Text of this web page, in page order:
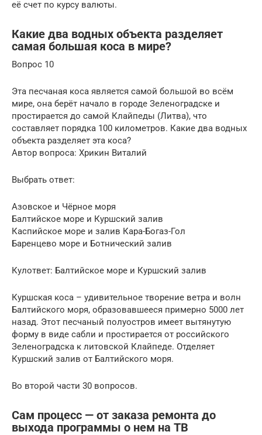
её счет по курсу валюты.
Какие два водных объекта разделяет
самая большая коса в мире?
Вопрос 10
Эта песчаная коса является самой большой во всём
мире, она берёт начало в городе Зеленоградске и
простирается до самой Клайпеды (Литва), что
составляет порядка 100 километров. Какие два водных
объекта разделяет эта коса?
Автор вопроса: Хрикин Виталий
Выбрать ответ:
Азовское и Чёрное моря
Балтийское море и Куршский залив
Каспийское море и залив Кара-Богаз-Гол
Баренцево море и Ботнический залив
Кулответ: Балтийское море и Куршский залив
Куршская коса – удивительное творение ветра и волн
Балтийского моря, образовавшееся примерно 5000 лет
назад. Этот песчаный полуостров имеет вытянутую
форму в виде сабли и простирается от российского
Зеленоградска к литовской Клайпеде. Отделяет
Куршский залив от Балтийского моря.
Во второй части 30 вопросов.
Сам процесс — от заказа ремонта до
выхода программы о нем на ТВ